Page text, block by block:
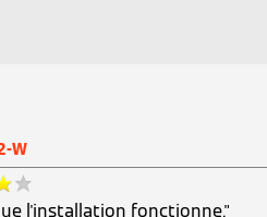
W
l'installation fonctionne."